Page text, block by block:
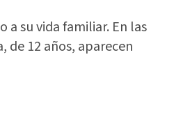
su vida familiar. En las
de 12 años, aparecen